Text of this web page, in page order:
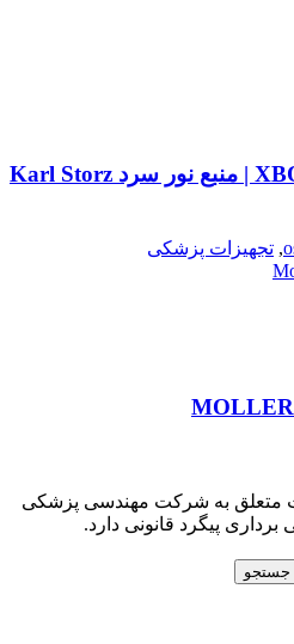
لامپ زنون XBOR100W45C | منبع نور سرد Karl Storz
, تجهیزات پزشکی
متعلق به شرکت مهندسی پزشکی
برداری پیگرد قانونی دارد.
جستجو